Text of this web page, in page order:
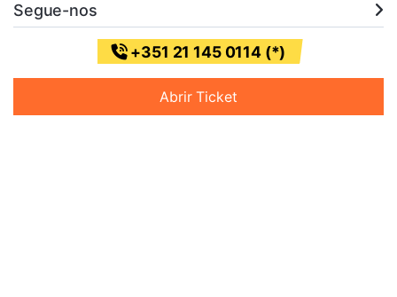
Segue-nos
+351 21 145 0114 (*)
Abrir Ticket